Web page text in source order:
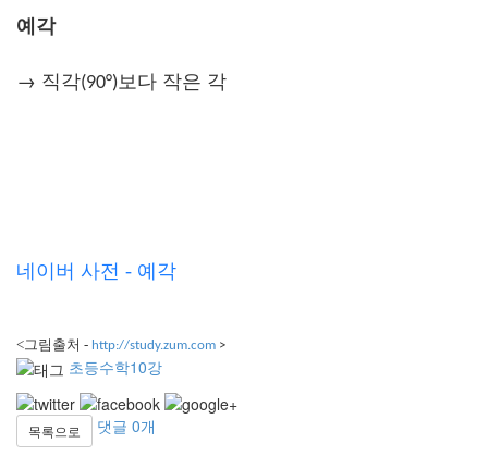
예각
→ 직각(90°)보다 작은 각
네이버 사전 - 예각
<그림출처 - http://study.zum.com >
초등수학10강
목록으로 댓글 0개